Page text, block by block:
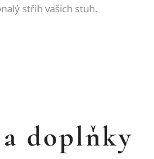
střih vašich stuh.
doplňky